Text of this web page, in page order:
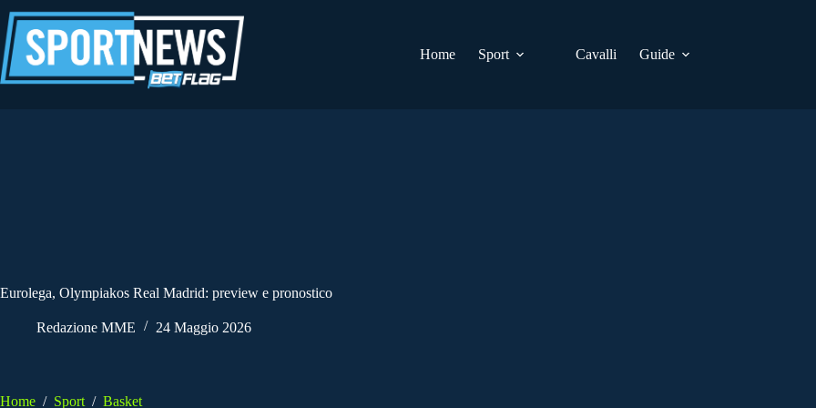
al
contenuto
Home
Sport Cavalli Guide
Eurolega, Olympiakos Real Madrid: preview e pronostico
Redazione MME 24 Maggio 2026
Home / Sport / Basket